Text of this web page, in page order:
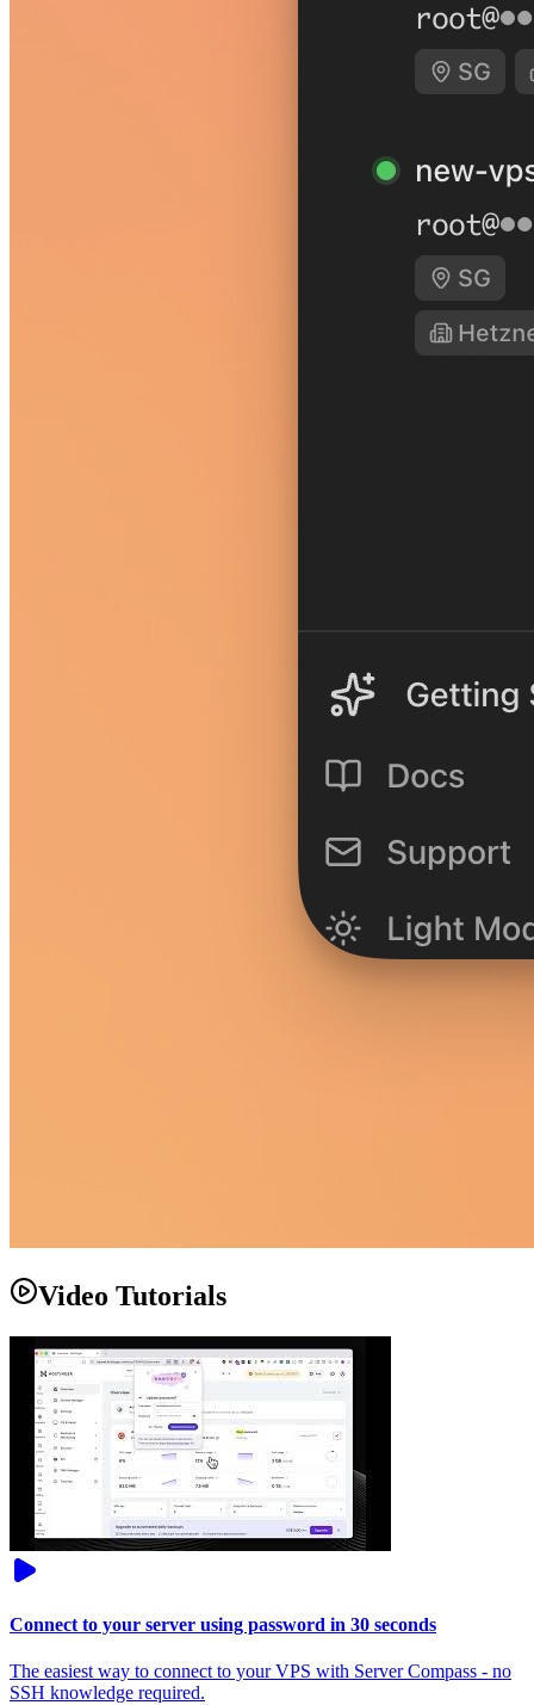
Video Tutorials
Connect to your server using password in 30 seconds
The easiest way to connect to your VPS with Server Compass - no
SSH knowledge required.